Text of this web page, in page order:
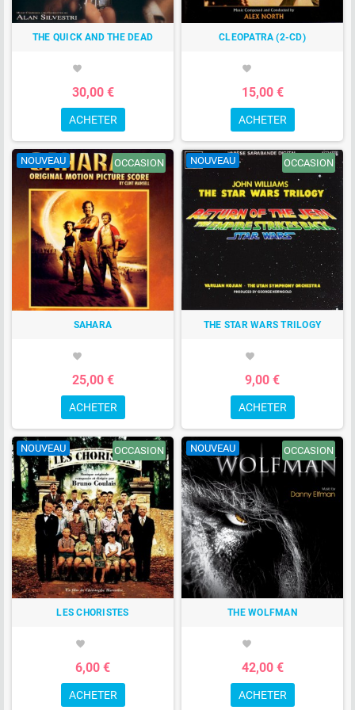
THE QUICK AND THE DEAD
favorite
30,00 €
ACHETER
CLEOPATRA (2-CD)
favorite
15,00 €
ACHETER
NOUVEAU OCCASION
SAHARA
favorite
25,00 €
ACHETER
NOUVEAU OCCASION
THE STAR WARS TRILOGY
favorite
9,00 €
ACHETER
NOUVEAU OCCASION
LES CHORISTES
favorite
6,00 €
ACHETER
NOUVEAU OCCASION
THE WOLFMAN
favorite
42,00 €
ACHETER